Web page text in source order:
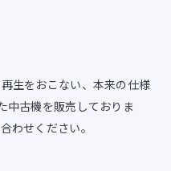
生をおこない、本来の仕様
中古機を販売しておりま
わせください。